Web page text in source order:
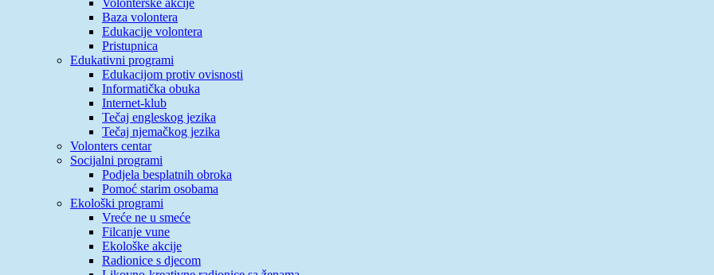
Baza volontera
Edukacije volontera
Pristupnica
Edukativni programi
Edukacijom protiv ovisnosti
Informatička obuka
Internet-klub
Tečaj engleskog jezika
Tečaj njemačkog jezika
Volonters centar
Socijalni programi
Podjela besplatnih obroka
Pomoć starim osobama
Ekološki programi
Vreće ne u smeće
Filcanje vune
Ekološke akcije
Radionice s djecom